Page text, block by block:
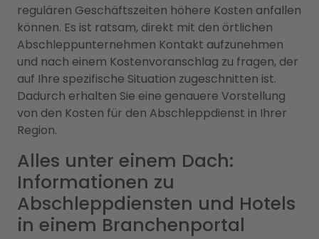
regulären Geschäftszeiten höhere Kosten anfallen
können. Es ist ratsam, direkt mit den örtlichen
Abschleppunternehmen Kontakt aufzunehmen
und nach einem Kostenvoranschlag zu fragen, der
auf Ihre spezifische Situation zugeschnitten ist.
Dadurch erhalten Sie eine genauere Vorstellung
von den Kosten für den Abschleppdienst in Ihrer
Region.
Alles unter einem Dach:
Informationen zu
Abschleppdiensten und Hotels
in einem Branchenportal